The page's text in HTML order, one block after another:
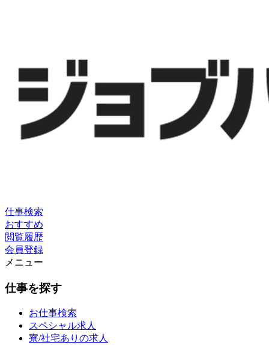
仕事検索
おすすめ
閲覧履歴
会員登録
メニュー
仕事を探す
お仕事検索
スペシャル求人
寮/社宅ありの求人